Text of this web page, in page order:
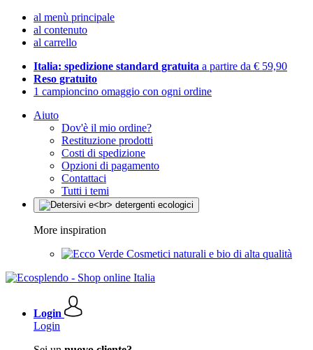
al menù principale
al contenuto
al carrello
Italia: spedizione standard gratuita a partire da € 59,90
Reso gratuito
1 campioncino omaggio con ogni ordine
Aiuto
Dov'è il mio ordine?
Restituzione prodotti
Costi di spedizione
Opzioni di pagamento
Contattaci
Tutti i temi
More inspiration
Cosmetici naturali e bio di alta qualità
Login
Login